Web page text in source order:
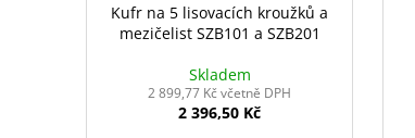
Kufr na 5 lisovacích kroužků a
mezičelist SZB101 a SZB201
Skladem
2 899,77 Kč včetně DPH
2 396,50 Kč